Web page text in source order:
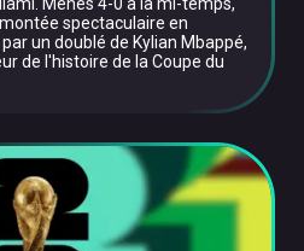
Menés 4-0 à la mi-temps,
spectaculaire en
un doublé de Kylian Mbappé,
de l'histoire de la Coupe du